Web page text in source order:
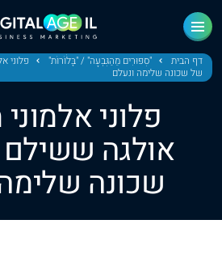
דף הבית "סִפּוּרִים מֵהַגִּבְעָה" / "בָּלֹוֹרוֹת"
פלוני
של שכונה שלימה ונעלם
פלוני
אולגה
שכונה
ראשי
חדשות
מחוז חיפה
מחוז מרכז